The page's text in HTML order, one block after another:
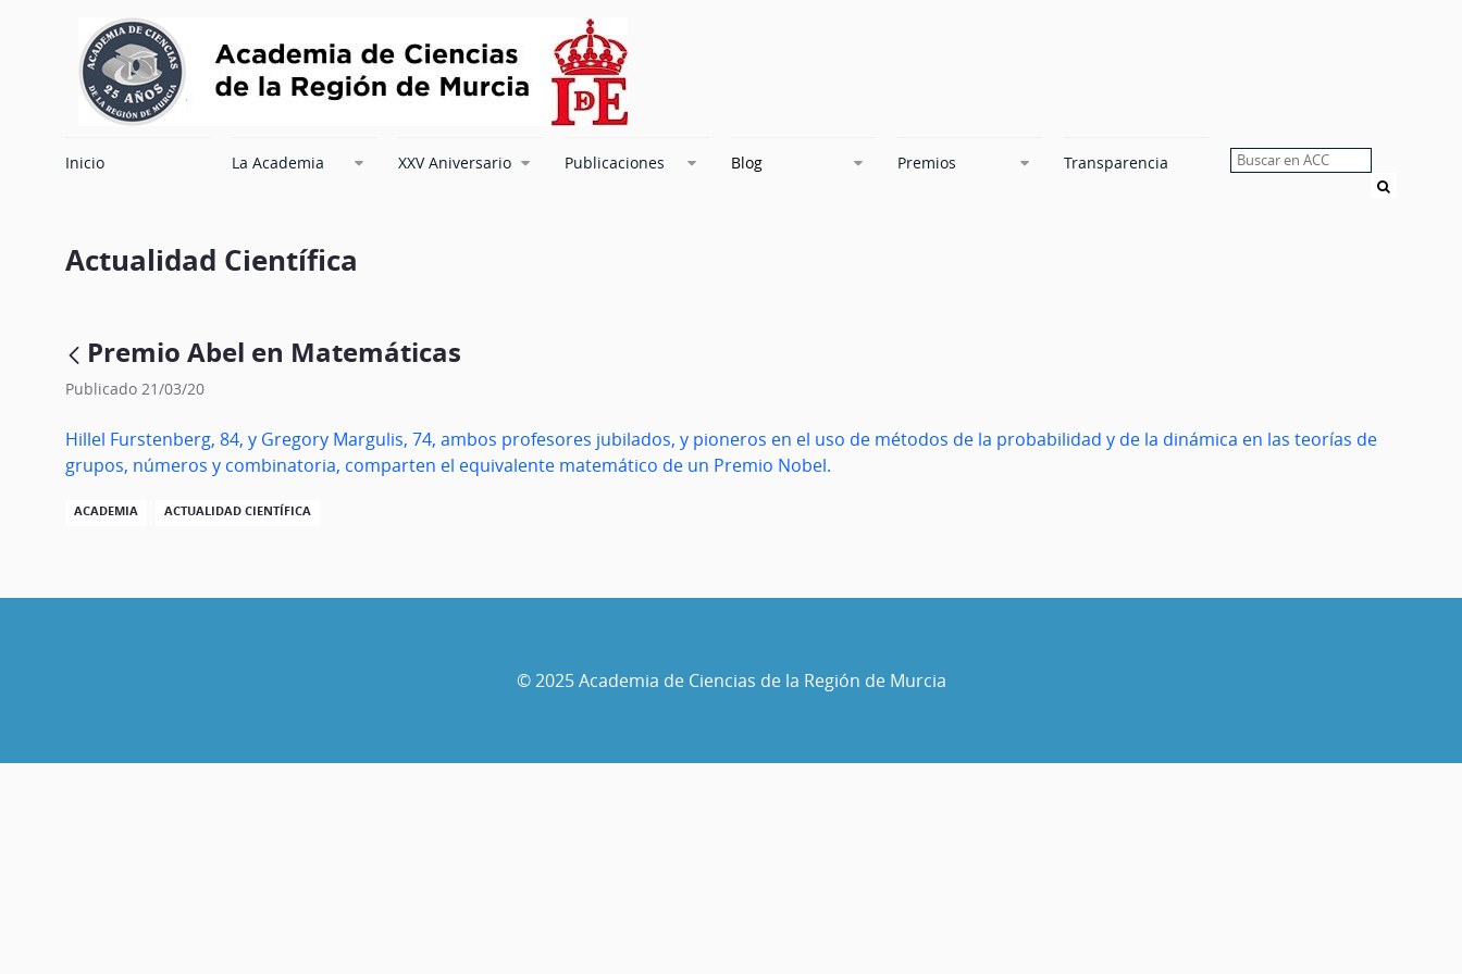
Inicio La Academia XXV Aniversario Publicaciones Blog Premios Transparencia
Actualidad Científica
Premio Abel en Matemáticas
Publicado 21/03/20
Hillel Furstenberg, 84, y Gregory Margulis, 74, ambos profesores jubilados, y pioneros en el uso de métodos de la probabilidad y de la dinámica en las teorías de
grupos, números y combinatoria, comparten el equivalente matemático de un Premio Nobel.
ACADEMIA ACTUALIDAD CIENTÍFICA
© 2025 Academia de Ciencias de la Región de Murcia